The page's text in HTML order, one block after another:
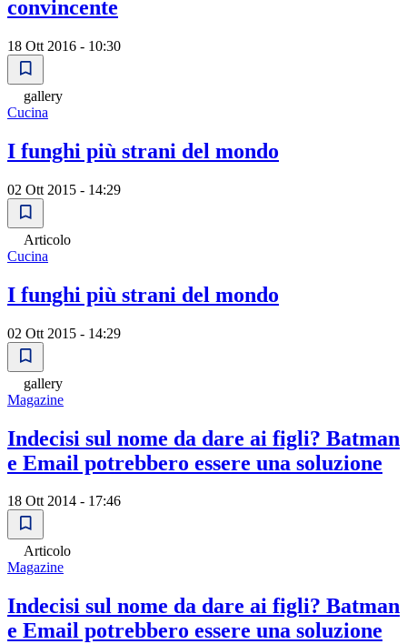
convincente
18 Ott 2016 - 10:30
gallery
Cucina
I funghi più strani del mondo
02 Ott 2015 - 14:29
Articolo
Cucina
I funghi più strani del mondo
02 Ott 2015 - 14:29
gallery
Magazine
Indecisi sul nome da dare ai figli? Batman
e Email potrebbero essere una soluzione
18 Ott 2014 - 17:46
Articolo
Magazine
Indecisi sul nome da dare ai figli? Batman
e Email potrebbero essere una soluzione